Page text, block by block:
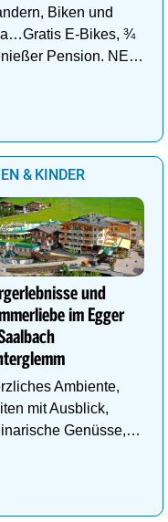
Biken und
E-Bikes, ¾
Pension. NEU:
& KINDER
und
im Egger
Ambiente,
mit Ausblick,
Genüsse,